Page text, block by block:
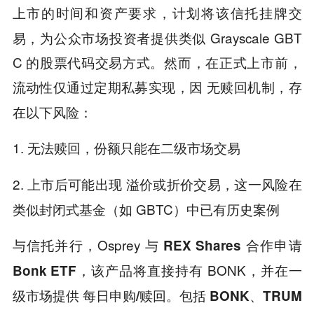
上市的时间和资产要求， 计划将该信托挂牌交
易，为公众市场投资者提供类似 Grayscale GBT
C 的股票代码交易方式。然而，在正式上市前，
流动性仅通过定期私募实现，因 无赎回机制 ，存
在以下风险：
1. 无法赎回， 份额只能在二级市场交易
2. 上市后可能出现 溢价或折价交易，这一风险在
类似封闭式基金（如 GBTC）中已有历史案例
与信托并行，Osprey 与 REX Shares 合作申请
Bonk ETF，该产品将直接持有 BONK，并在一
级市场提供每日申购/赎回。包括 BONK、TRUM